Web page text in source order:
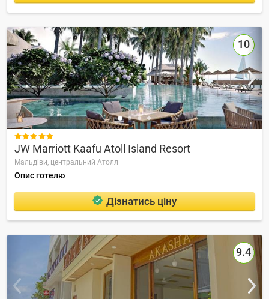
10

JW Marriott Kaafu Atoll Island Resort
Мальдіви, центральний Атолл
Опис готелю
Дізнатись ціну
9.4